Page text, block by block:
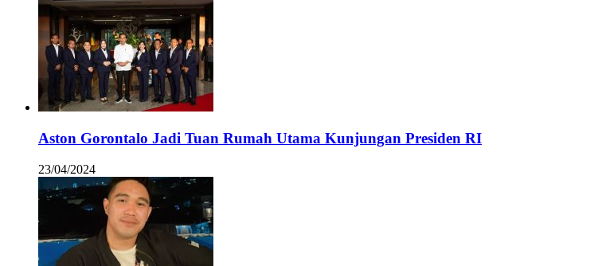
Aston Gorontalo Jadi Tuan Rumah Utama Kunjungan Presiden RI
23/04/2024